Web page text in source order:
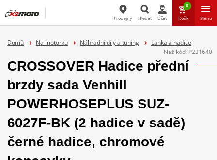
Hledat
Prodejny Hledat Účet
0
Košík Menu
Domů Na motorku Náhradní díly a tuning
Lanka a hadice
Náš kód: P231640
CROSSOVER Hadice přední
brzdy sada Venhill
POWERHOSEPLUS SUZ-
6027F-BK (2 hadice v sadě)
černé hadice, chromové